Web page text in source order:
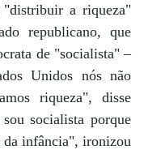
"distribuir a riqueza"
republicano, que
de "socialista" –
Unidos nós não
riqueza", disse
socialista porque
infância", ironizou